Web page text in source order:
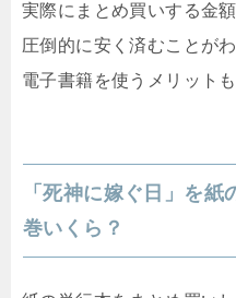
実際にまとめ買いする金
圧倒的に安く済むことが
電子書籍を使うメリット
「死神に嫁ぐ日」を
巻いくら？